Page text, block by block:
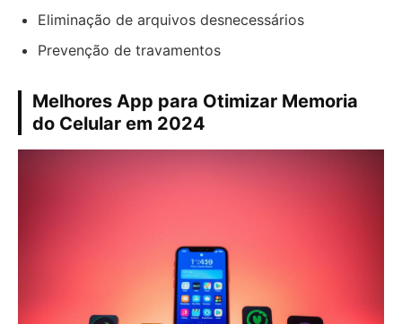
Eliminação de arquivos desnecessários
Prevenção de travamentos
Melhores App para Otimizar Memoria
do Celular em 2024